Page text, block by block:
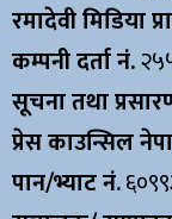
रमादेवी मिडिया
कम्पनी दर्ता नं.
सूचना तथा
प्रेस काउन्सिल
पान/भ्याट नं.